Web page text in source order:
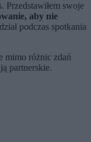
Przedstawiłem swoje
aby nie
podczas spotkania
mimo różnic zdań
partnerskie.